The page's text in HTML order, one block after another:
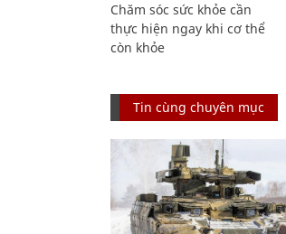
Chăm sóc sức khỏe cần
thực hiện ngay khi cơ thể
còn khỏe
Tin cùng chuyên mục